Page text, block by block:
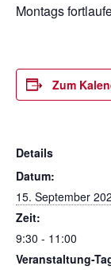
Montags
Zum
Details
Datum:
15. September
Zeit:
9:30 - 11:00
Veranstaltung-